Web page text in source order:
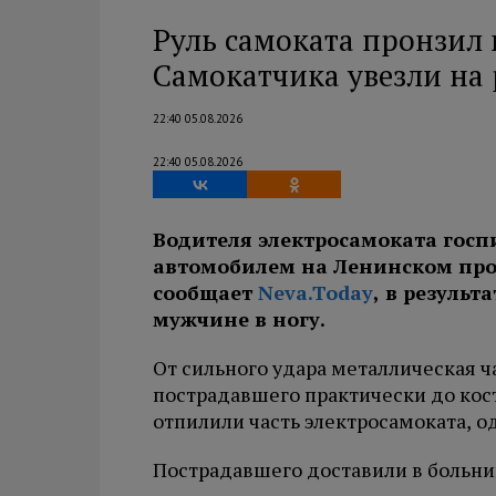
Руль самоката пронзил
Самокатчика увезли
22:40 05.08.2026
22:40 05.08.2026
Водителя электросамоката
автомобилем на Ленинском
сообщает Neva.Today, в
мужчине в ногу.
От сильного удара металлическая
пострадавшего практически до
отпилили часть электросамоката,
Пострадавшего доставили в